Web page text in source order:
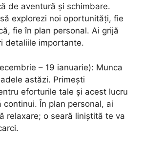
de aventură și schimbare.
explorezi noi oportunități, fie
fie în plan personal. Ai grijă
detaliile importante.
– 19 ianuarie): Munca
astăzi. Primești
eforturile tale și acest lucru
continui. În plan personal, ai
relaxare; o seară liniștită te va